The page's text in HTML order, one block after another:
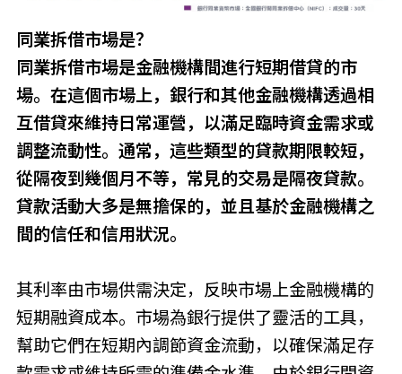
同業拆借市場是？
同業拆借市場是金融機構間進行短期借貸的市
場。在這個市場上，銀行和其他金融機構透過相
互借貸來維持日常運營，以滿足臨時資金需求或
調整流動性。通常，這些類型的貸款期限較短，
從隔夜到幾個月不等，常見的交易是隔夜貸款。
貸款活動大多是無擔保的，並且基於金融機構之
間的信任和信用狀況。
其利率由市場供需決定，反映市場上金融機構的
短期融資成本。市場為銀行提供了靈活的工具，
幫助它們在短期內調節資金流動，以確保滿足存